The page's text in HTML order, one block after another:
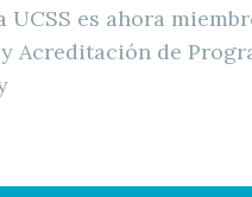
UCSS es ahora
Acreditación de